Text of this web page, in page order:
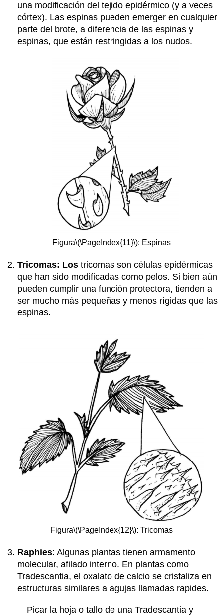
una modificación del tejido epidérmico (y a veces
córtex). Las espinas pueden emerger en cualquier
parte del brote, a diferencia de las espinas y
espinas, que están restringidas a los nudos.
Figura\(\PageIndex{11}\): Espinas
Tricomas: Los tricomas son células epidérmicas
que han sido modificadas como pelos. Si bien aún
pueden cumplir una función protectora, tienden a
ser mucho más pequeñas y menos rígidas que las
espinas.
Figura\(\PageIndex{12}\): Tricomas
Raphies: Algunas plantas tienen armamento
molecular, afilado interno. En plantas como
Tradescantia, el oxalato de calcio se cristaliza en
estructuras similares a agujas llamadas rapides.
Picar la hoja o tallo de una Tradescantia y